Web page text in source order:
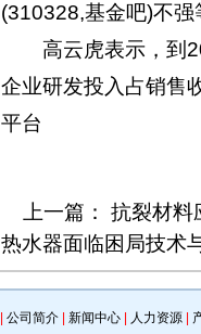
(310328,基金吧)不强
高云虎表示，到
企业研发投入占销售
平台
上一篇： 抗裂材料
热水器面临困局技术
公司简介| 新闻中心| 人力资源|